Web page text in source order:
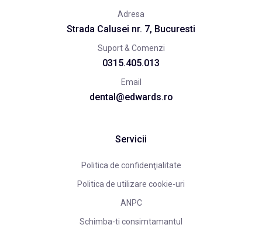
Adresa
Strada Calusei nr. 7, Bucuresti
Suport & Comenzi
0315.405.013
Email
dental@edwards.ro
Servicii
Politica de confidenţialitate
Politica de utilizare cookie-uri
ANPC
Schimba-ti consimtamantul